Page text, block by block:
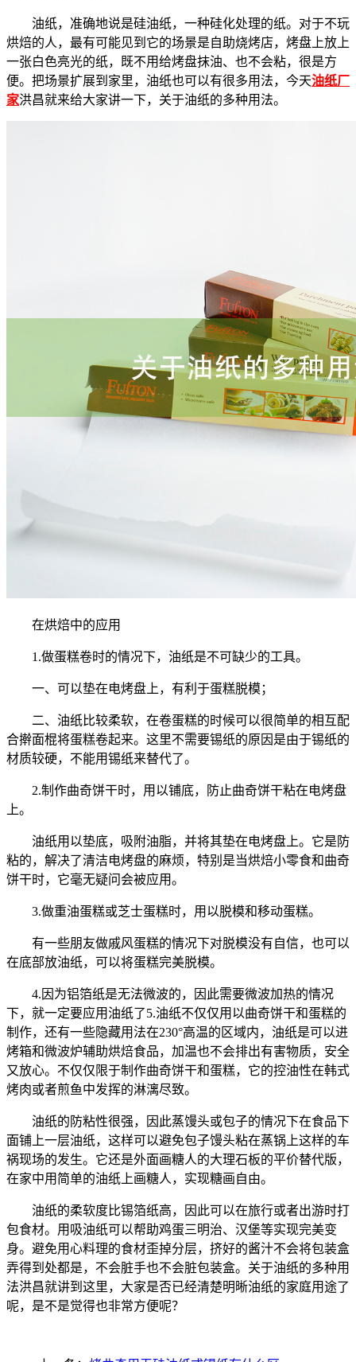
油纸，准确地说是硅油纸，一种硅化处理的纸。对于不玩
烘焙的人，最有可能见到它的场景是自助烧烤店，烤盘上放上
一张白色亮光的纸，既不用给烤盘抹油、也不会粘，很是方
便。把场景扩展到家里，油纸也可以有很多用法，今天油纸厂
家洪昌就来给大家讲一下，关于油纸的多种用法。
在烘焙中的应用
1.做蛋糕卷时的情况下，油纸是不可缺少的工具。
一、可以垫在电烤盘上，有利于蛋糕脱模；
二、油纸比较柔软，在卷蛋糕的时候可以很简单的相互配
合擀面棍将蛋糕卷起来。这里不需要锡纸的原因是由于锡纸的
材质较硬，不能用锡纸来替代了。
2.制作曲奇饼干时，用以铺底，防止曲奇饼干粘在电烤盘
上。
油纸用以垫底，吸附油脂，并将其垫在电烤盘上。它是防
粘的，解决了清洁电烤盘的麻烦，特别是当烘焙小零食和曲奇
饼干时，它毫无疑问会被应用。
3.做重油蛋糕或芝士蛋糕时，用以脱模和移动蛋糕。
有一些朋友做戚风蛋糕的情况下对脱模没有自信，也可以
在底部放油纸，可以将蛋糕完美脱模。
4.因为铝箔纸是无法微波的，因此需要微波加热的情况
下，就一定要应用油纸了5.油纸不仅仅用以曲奇饼干和蛋糕的
制作，还有一些隐藏用法在230°高温的区域内，油纸是可以进
烤箱和微波炉辅助烘焙食品，加温也不会排出有害物质，安全
又放心。不仅仅限于制作曲奇饼干和蛋糕，它的控油性在韩式
烤肉或者煎鱼中发挥的淋漓尽致。
油纸的防粘性很强，因此蒸馒头或包子的情况下在食品下
面铺上一层油纸，这样可以避免包子馒头粘在蒸锅上这样的车
祸现场的发生。它还是外面画糖人的大理石板的平价替代版，
在家中用简单的油纸上画糖人，实现糖画自由。
油纸的柔软度比锡箔纸高，因此可以在旅行或者出游时打
包食材。用吸油纸可以帮助鸡蛋三明治、汉堡等实现完美变
身。避免用心料理的食材歪掉分层，挤好的酱汁不会将包装盒
弄得到处都是，不会脏手也不会脏包装盒。关于油纸的多种用
法洪昌就讲到这里，大家是否已经清楚明晰油纸的家庭用途了
呢，是不是觉得也非常方便呢？